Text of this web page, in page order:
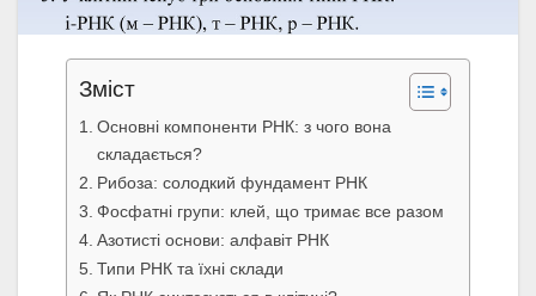
Зміст
Основні компоненти РНК: з чого вона
складається?
Рибоза: солодкий фундамент РНК
Фосфатні групи: клей, що тримає все разом
Азотисті основи: алфавіт РНК
Типи РНК та їхні склади